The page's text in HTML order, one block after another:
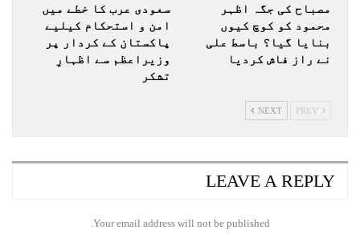
مصباح کی جگہ اظہر
محمود کو کوچ کیوں
بنایا گیا؟ باسط علی
نے راز فاش کردیا
سعودی عرب کا خطے میں
امن و استحکام کیلیے
پاکستان کے کردار پر
وزیراعظم سے اظہارِ
تشکر
NEXT
LEAVE A REPLY
Your email address will not be published.